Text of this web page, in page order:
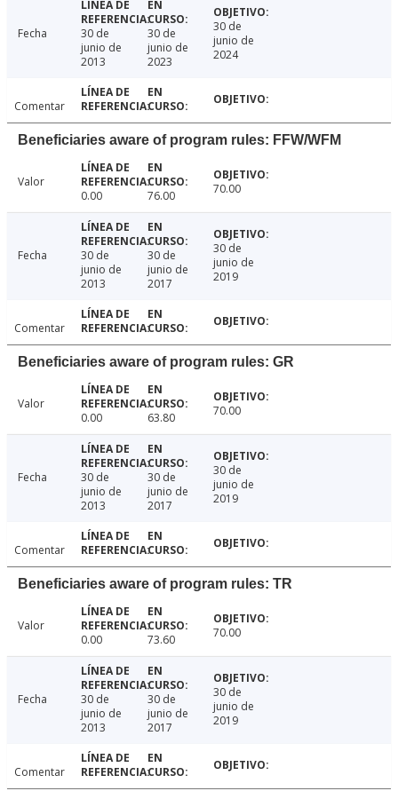
Fecha
30 de
junio de
2013
30 de
junio de
2023
30 de
junio de
2024
Comentar
Beneficiaries aware of program rules: FFW/WFM
Valor
0.00
76.00 70.00
Fecha
30 de
junio de
2013
30 de
junio de
2017
30 de
junio de
2019
Comentar
Beneficiaries aware of program rules: GR
Valor
0.00
63.80 70.00
Fecha
30 de
junio de
2013
30 de
junio de
2017
30 de
junio de
2019
Comentar
Beneficiaries aware of program rules: TR
Valor
0.00
73.60 70.00
Fecha
30 de
junio de
2013
30 de
junio de
2017
30 de
junio de
2019
Comentar